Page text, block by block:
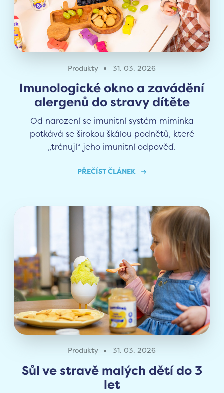
Produkty 31. 03. 2026
Imunologické okno a zavádění
alergenů do stravy dítěte
Od narození se imunitní systém miminka
potkává se širokou škálou podnětů, které
„trénují“ jeho imunitní odpověď.
PŘEČÍST ČLÁNEK
Produkty 31. 03. 2026
Sůl ve stravě malých dětí do 3
let